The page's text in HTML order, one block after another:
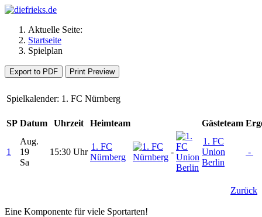
Aktuelle Seite:
Startseite
Spielplan
Export to PDF Print Preview
Spielkalender: 1. FC Nürnberg
SP Datum Uhrzeit Heimteam Gästeteam
1
Aug.
19
Sa
15:30 Uhr
1. FC
Nürnberg
-
1. FC
Union
Berlin
-
Zurück
Eine Komponente für viele Sportarten!